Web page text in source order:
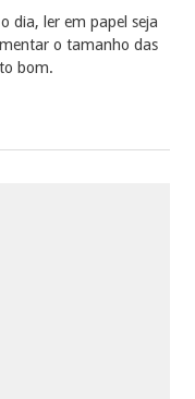
dia, ler em papel seja
o tamanho das
bom.